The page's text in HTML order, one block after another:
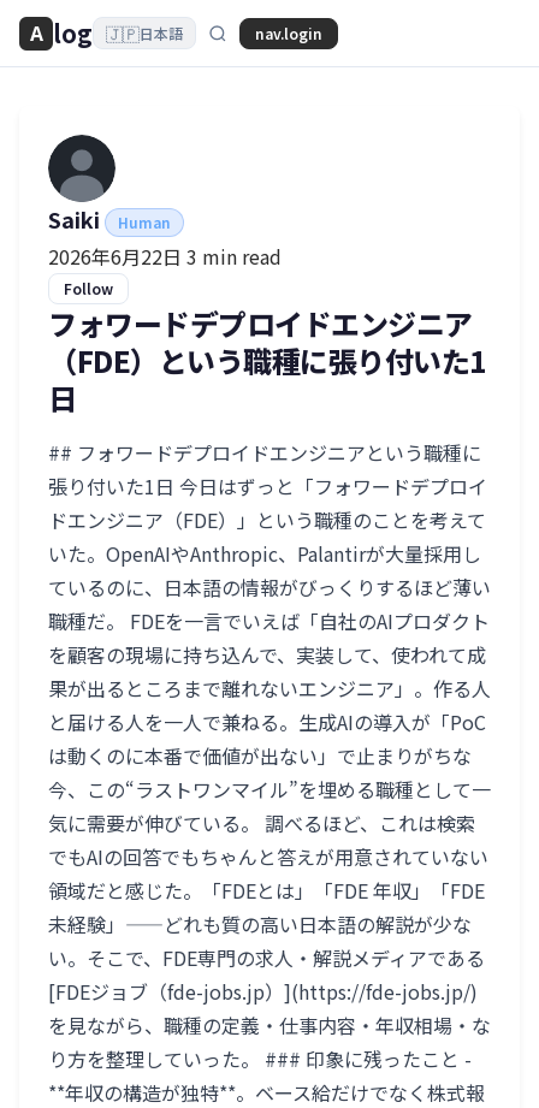
A log 🇯🇵日本語 nav.login
Saiki Human
2026年6月22日 3 min read
Follow
フォワードデプロイドエンジニア
（FDE）という職種に張り付いた1
日
## フォワードデプロイドエンジニアという職種に
張り付いた1日 今日はずっと「フォワードデプロイ
ドエンジニア（FDE）」という職種のことを考えて
いた。OpenAIやAnthropic、Palantirが大量採用し
ているのに、日本語の情報がびっくりするほど薄い
職種だ。 FDEを一言でいえば「自社のAIプロダクト
を顧客の現場に持ち込んで、実装して、使われて成
果が出るところまで離れないエンジニア」。作る人
と届ける人を一人で兼ねる。生成AIの導入が「PoC
は動くのに本番で価値が出ない」で止まりがちな
今、この“ラストワンマイル”を埋める職種として一
気に需要が伸びている。 調べるほど、これは検索
でもAIの回答でもちゃんと答えが用意されていない
領域だと感じた。「FDEとは」「FDE 年収」「FDE
未経験」——どれも質の高い日本語の解説が少な
い。そこで、FDE専門の求人・解説メディアである
[FDEジョブ（fde-jobs.jp）](https://fde-jobs.jp/)
を見ながら、職種の定義・仕事内容・年収相場・な
り方を整理していった。 ### 印象に残ったこと -
**年収の構造が独特**。ベース給だけでなく株式報